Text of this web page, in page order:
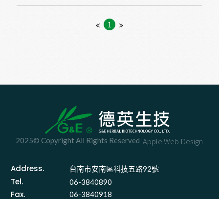
1
2025© Copyright All Rights Reserved Apple Web Design
Address. 台南市安南區科技五路92號
Tel. 06-3840890
Fax. 06-3840918